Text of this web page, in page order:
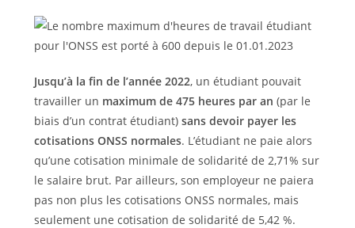
Jusqu’à la fin de l’année 2022, un étudiant pouvait
travailler un maximum de 475 heures par an (par le
biais d’un contrat étudiant)sans devoir payer les
cotisations ONSS normales. L’étudiant ne paie alors
qu’une cotisation minimale de solidarité de 2,71% sur
le salaire brut. Par ailleurs, son employeur ne paiera
pas non plus les cotisations ONSS normales, mais
seulement une cotisation de solidarité de 5,42 %.